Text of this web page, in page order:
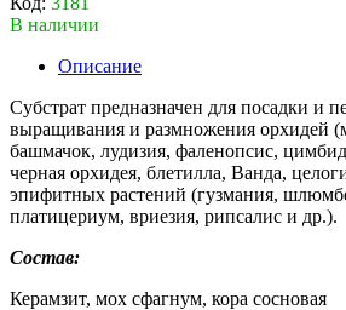
В наличии
Описание
Субстрат предназначен для посадки и
выращивания и размножения орхидей
башмачок, лудизия, фаленопсис,
черная орхидея, блетилла, Ванда,
эпифитных растений (гузмания,
платицериум, вриезия, рипсалис и др.).
Состав:
Керамзит, мох сфагнум, кора сосновая